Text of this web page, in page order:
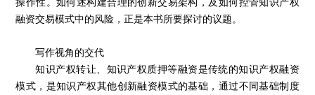
融资交易模式中的风险，正是本书所要探讨的议题。
写作视角的交代
知识产权转让、知识产权质押等融资是传统的知识产权融资
模式，是知识产权其他创新融资模式的基础，通过不同基础制度